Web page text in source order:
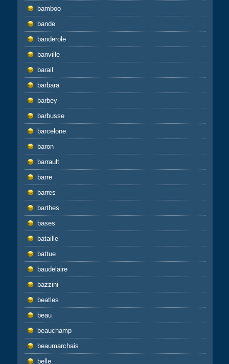
bamboo
bande
banderole
banville
barail
barbara
barbey
barbusse
barcelone
baron
barrault
barre
barres
barthes
bases
bataille
battue
baudelaire
bazzini
beatles
beau
beauchamp
beaumarchais
belle